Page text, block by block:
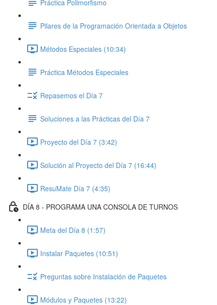
Práctica Polimorfismo
Pilares de la Programación Orientada a Objetos
Métodos Especiales (10:34)
Práctica Métodos Especiales
Repasemos el Día 7
Soluciones a las Prácticas del Día 7
Proyecto del Día 7 (3:42)
Solución al Proyecto del Día 7 (16:44)
ResuMate Día 7 (4:35)
DÍA 8 - PROGRAMA UNA CONSOLA DE TURNOS
Meta del Día 8 (1:57)
Instalar Paquetes (10:51)
Preguntas sobre Instalación de Paquetes
Módulos y Paquetes (13:22)